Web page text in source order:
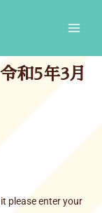
和5年3月
please enter your